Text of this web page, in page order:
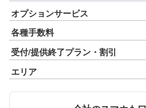
オプションサービス
各種手数料
受付/提供終了プラン・割引
エリア